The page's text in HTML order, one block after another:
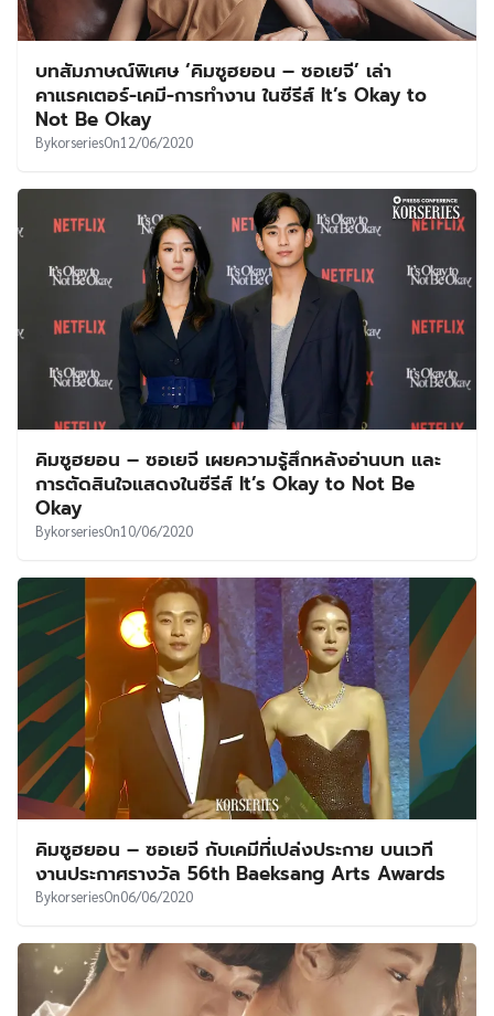
บทสัมภาษณ์พิเศษ ‘คิมซูฮยอน – ซอเยจี’ เล่า
คาแรคเตอร์-เคมี-การทำงาน ในซีรีส์ It’s Okay to
Not Be Okay
BykorseriesOn12/06/2020
คิมซูฮยอน – ซอเยจี เผยความรู้สึกหลังอ่านบท และ
การตัดสินใจแสดงในซีรีส์ It’s Okay to Not Be
Okay
BykorseriesOn10/06/2020
คิมซูฮยอน – ซอเยจี กับเคมีที่เปล่งประกาย บนเวที
งานประกาศรางวัล 56th Baeksang Arts Awards
BykorseriesOn06/06/2020